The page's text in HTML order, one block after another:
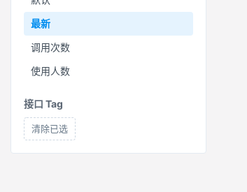
最新
调用次数
使用人数
接口 Tag
清除已选